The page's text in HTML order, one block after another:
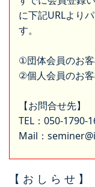
に下記URLより
す。
①団体会員のお
②個人会員のお
【お問合せ先】
TEL：050-1790-
Mail：
【 お し ら せ 】